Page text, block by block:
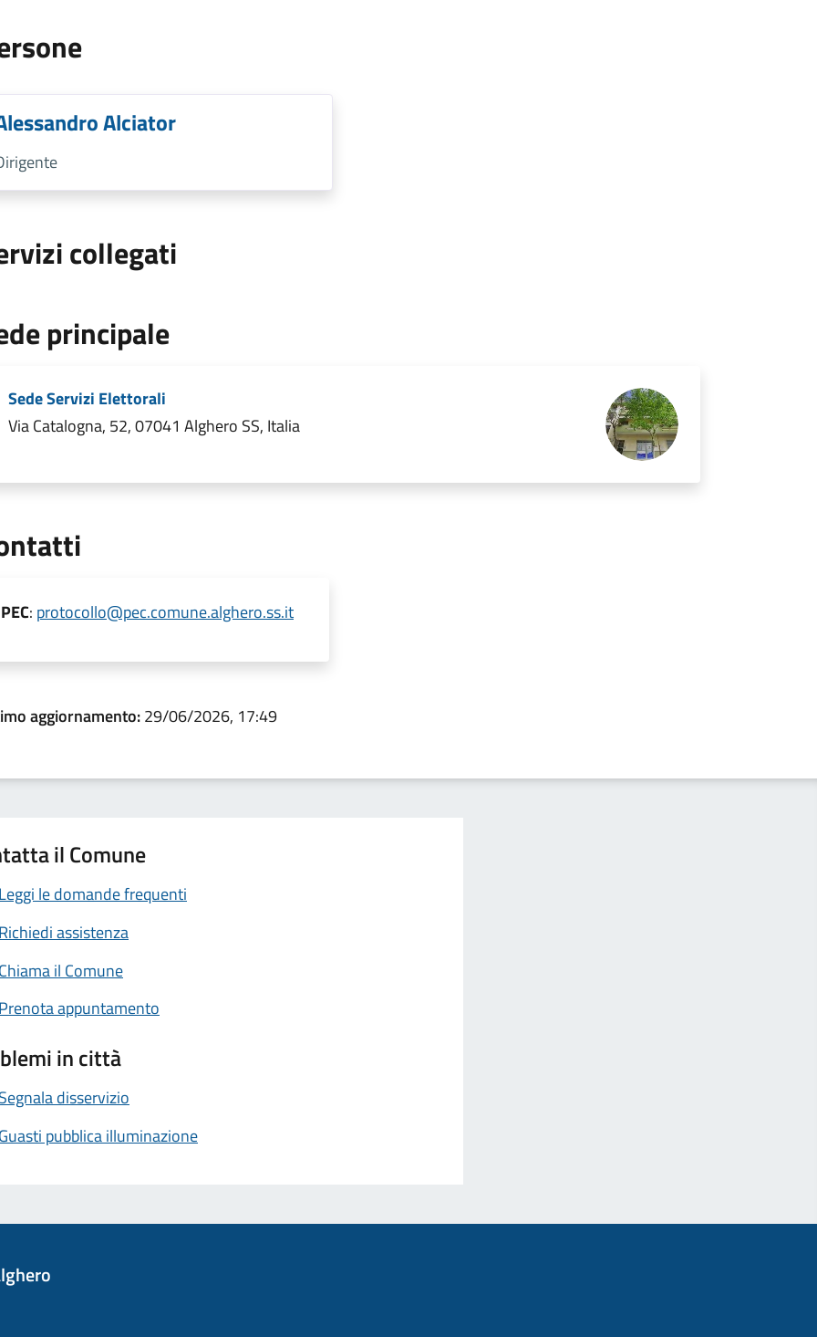
Alciator
collegati
principale
Sede Servizi Elettorali
Via Catalogna, 52, 07041 Alghero SS, Italia
PEC: protocollo@pec.comune.alghero.ss.it
aggiornamento:29/06/2026, 17:49
il Comune
le domande frequenti
assistenza
il Comune
appuntamento
in città
disservizio
pubblica illuminazione